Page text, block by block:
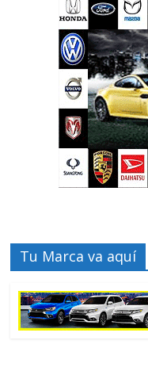
Tu Marca va aquí